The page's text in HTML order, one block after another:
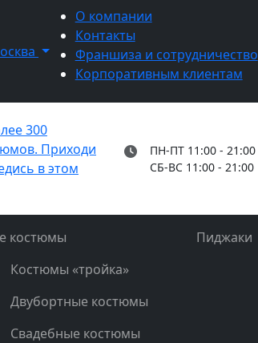
О компании
Контакты
Франшиза и сотрудничество
Корпоративным клиентам
ПН-ПТ 11:00 - 21:00
СБ-ВС 11:00 - 21:00
костюмы
Костюмы «тройка»
Двубортные костюмы
Свадебные костюмы
Пиджаки